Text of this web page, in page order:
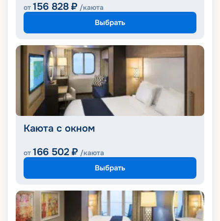
от 156 828 ₽ /каюта
Выбрать
Каюта с окном
от 166 502 ₽ /каюта
Выбрать